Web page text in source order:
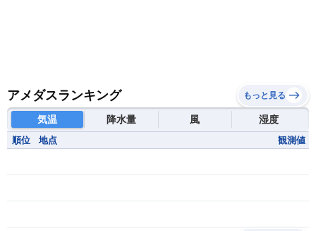
アメダスランキング もっと見る
気温 降水量 風 湿度
順位 地点 観測値